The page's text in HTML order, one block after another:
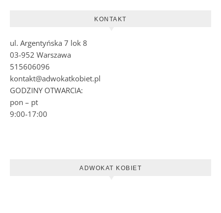
KONTAKT
ul. Argentyńska 7 lok 8
03-952 Warszawa
515606096
kontakt@adwokatkobiet.pl
GODZINY OTWARCIA:
pon – pt
9:00-17:00
ADWOKAT KOBIET